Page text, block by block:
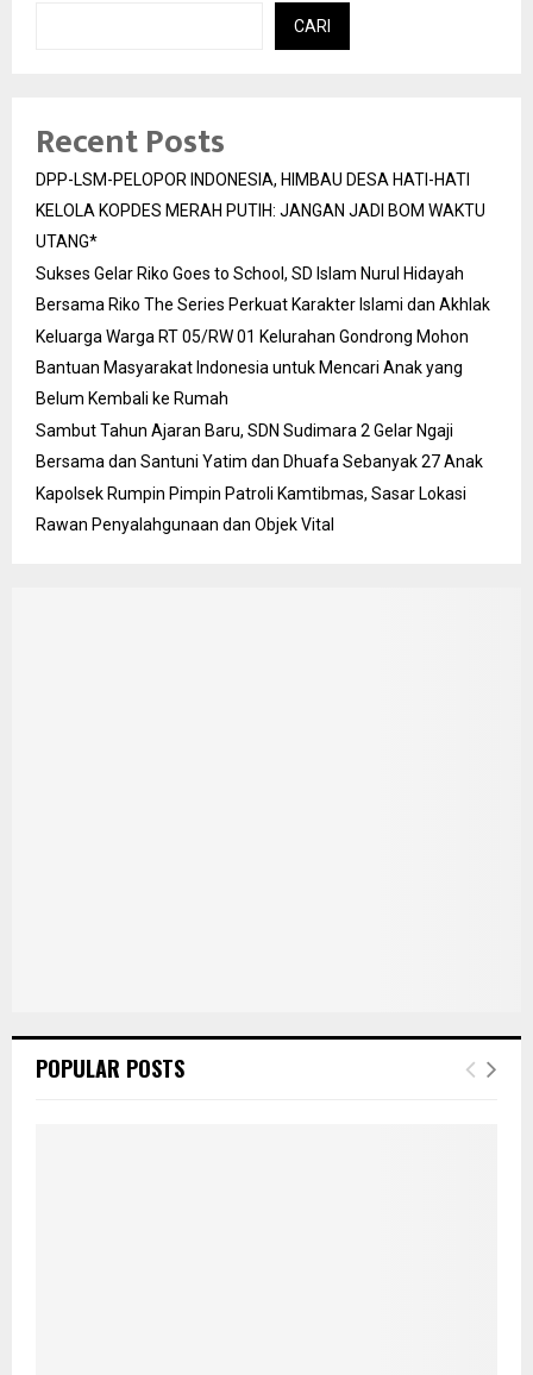
CARI
Recent Posts
DPP-LSM-PELOPOR INDONESIA, HIMBAU DESA HATI-HATI
KELOLA KOPDES MERAH PUTIH: JANGAN JADI BOM WAKTU
UTANG*
Sukses Gelar Riko Goes to School, SD Islam Nurul Hidayah
Bersama Riko The Series Perkuat Karakter Islami dan Akhlak
Keluarga Warga RT 05/RW 01 Kelurahan Gondrong Mohon
Bantuan Masyarakat Indonesia untuk Mencari Anak yang
Belum Kembali ke Rumah
Sambut Tahun Ajaran Baru, SDN Sudimara 2 Gelar Ngaji
Bersama dan Santuni Yatim dan Dhuafa Sebanyak 27 Anak
Kapolsek Rumpin Pimpin Patroli Kamtibmas, Sasar Lokasi
Rawan Penyalahgunaan dan Objek Vital
POPULAR POSTS